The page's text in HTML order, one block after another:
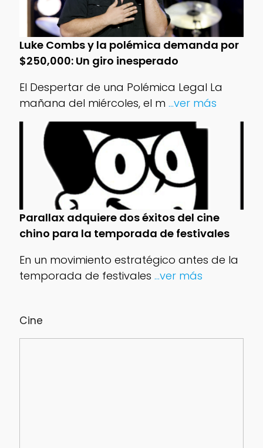
Cine
Luke Combs y la polémica demanda por
$250,000: Un giro inesperado
El Despertar de una Polémica Legal La
mañana del miércoles, el m ...ver más
Parallax adquiere dos éxitos del cine
chino para la temporada de festivales
En un movimiento estratégico antes de la
temporada de festivales ...ver más